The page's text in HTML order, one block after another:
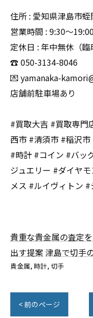
住所 : 愛知県津島市
営業時間 : 9:30〜
定休日 : 年中無休（臨
☎️ 050-3134-8046
💌 yamanaka-
店舗前駐車場あり
#買取大吉 #買取専門
西市 #清須市 #稲沢
#時計 #コイン #バッ
ジュエリー #ダイヤ
メス #ルイヴィトン
貴重な貴金属の査定
出す提案 津島で切手
貴金属 時計 切手
< 前のページ